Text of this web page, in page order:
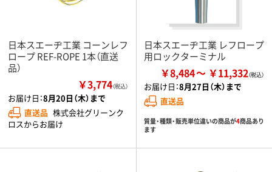
日本スエーヂ工業 コーンレフ
ロープ REF-ROPE 1本（直送
品）
￥3,774（税込）
お届け日：8月20日（木）まで
直送品 株式会社グリーンク
ロスからお届け
日本スエーヂ工業 レフロープ
用ロックターミナル
￥8,484 ￥11,332
お届け日：8月27日（木）まで
直送品
質量・種類・販売単位違いの商品が4商品あり
ます